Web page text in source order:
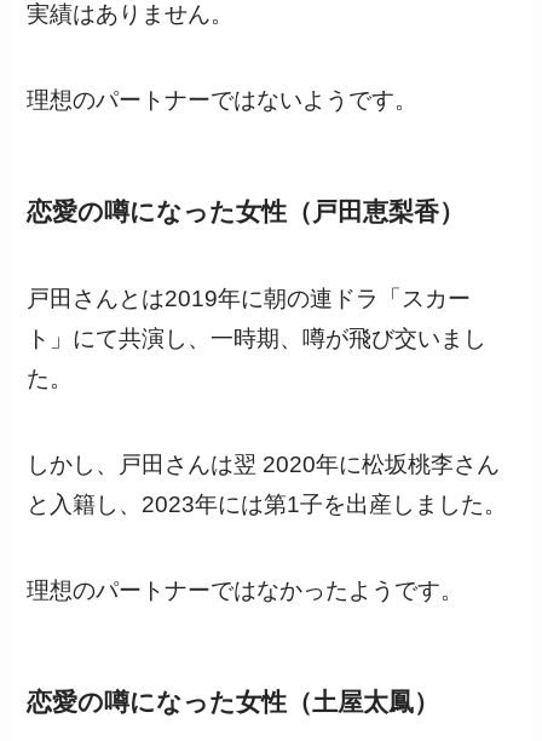
実績はありません。
理想のパートナーではないようです。
恋愛の噂になった女性（戸田恵梨香）
戸田さんとは2019年に朝の連ドラ「スカー
ト」にて共演し、一時期、噂が飛び交いまし
た。
しかし、戸田さんは翌 2020年に松坂桃李さん
と入籍し、2023年には第1子を出産しました。
理想のパートナーではなかったようです。
恋愛の噂になった女性（土屋太鳳）